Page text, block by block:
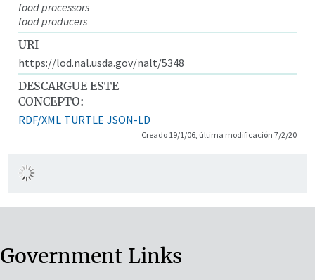
food processors
food producers
URI
https://lod.nal.usda.gov/nalt/5348
DESCARGUE ESTE
CONCEPTO:
RDF/XML TURTLE JSON-LD
Creado 19/1/06, última modificación 7/2/20
Government Links